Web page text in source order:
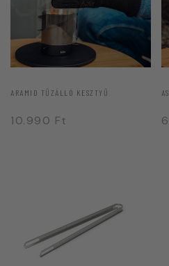
ARAMID TŰZÁLLÓ KESZTYŰ
10.990 Ft